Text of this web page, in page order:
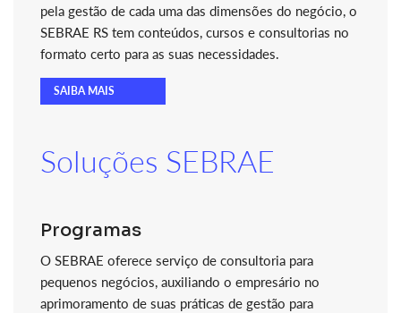
pela gestão de cada uma das dimensões do negócio, o
SEBRAE RS tem conteúdos, cursos e consultorias no
formato certo para as suas necessidades.
SAIBA MAIS
Soluções SEBRAE
Programas
O SEBRAE oferece serviço de consultoria para
pequenos negócios, auxiliando o empresário no
aprimoramento de suas práticas de gestão para